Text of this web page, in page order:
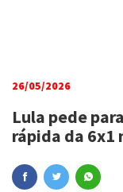
26/05/2026
Lula pede
rápida da 6x1